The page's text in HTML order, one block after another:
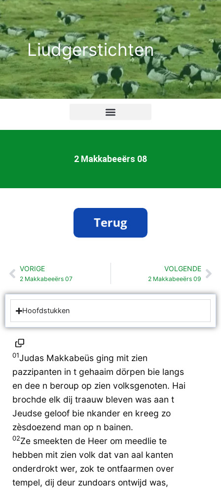
Ga
naar
de
inhoudLiudgerstichten
2 Makkabeeërs 08
Vorige
VORIGE
2 Makkabeeërs 07
VOLGENDE
2 Makkabeeërs 09
Hoofdstukken
01Judas Makkabeüs ging mit zien
pazzipanten in t gehaaim dörpen bie langs
en dee n beroup op zien volksgenoten. Hai
brochde elk dij traauw bleven was aan t
Jeudse geloof bie nkander en kreeg zo
zèsdoezend man op n bainen.
02Ze smeekten de Heer om meedlie te
hebben mit zien volk dat van aal kanten
onderdrokt wer, zok te ontfaarmen over
tempel, dij deur zundoars ontwijd was,